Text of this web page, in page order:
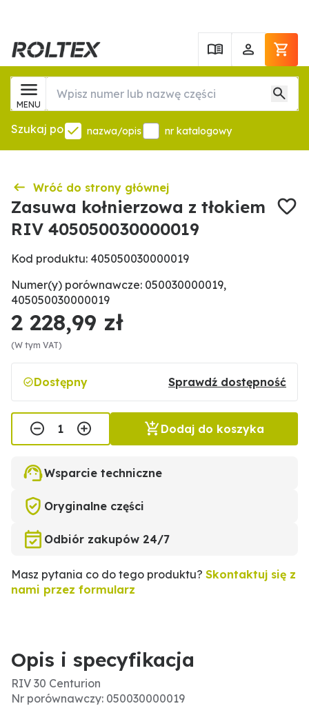
MENU
Szukaj po nazwa/opis nr katalogowy
Wróć do strony głównej
Zasuwa kołnierzowa z tłokiem
RIV 405050030000019
Kod produktu: 405050030000019
Numer(y) porównawcze: 050030000019,
405050030000019
2 228,99 zł
(W tym VAT)
Dostępny Sprawdź dostępność
Dodaj do koszyka
Wsparcie techniczne
Oryginalne części
Odbiór zakupów 24/7
Masz pytania co do tego produktu? Skontaktuj się z
nami przez formularz
Opis i specyfikacja
RIV 30 Centurion
Nr porównawczy: 050030000019